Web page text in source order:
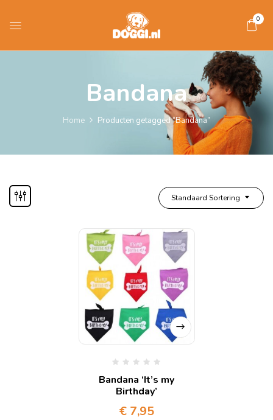
0
Bandana
Home Producten getagged “Bandana”
Standaard Sortering
Bandana ‘It’s my
Birthday’
€ 7,95